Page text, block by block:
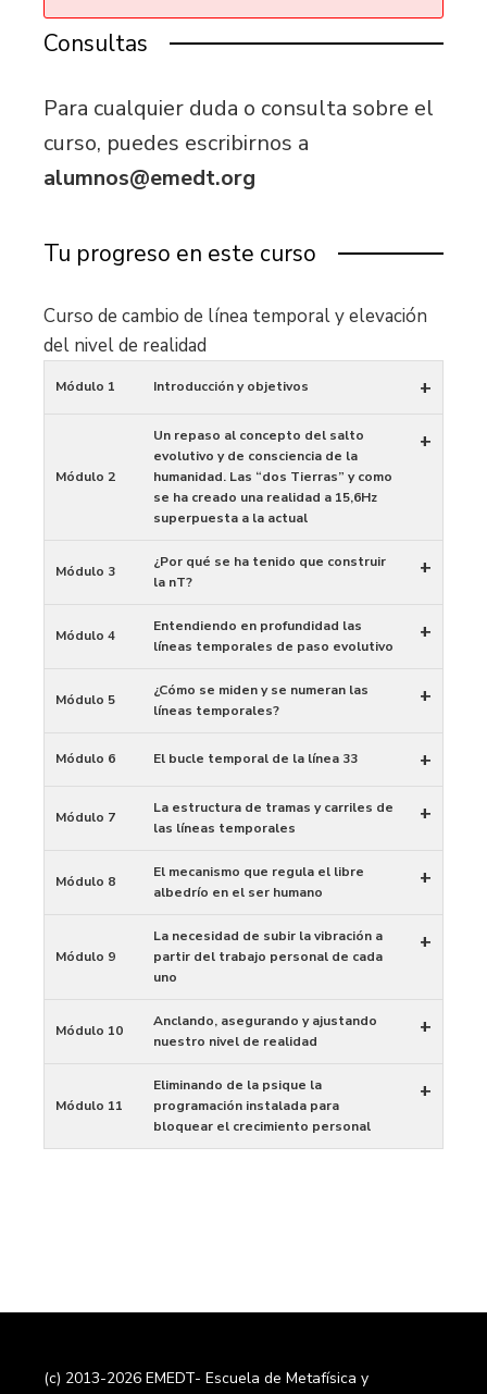
Consultas
Para cualquier duda o consulta sobre el
curso, puedes escribirnos a
alumnos@emedt.org
Tu progreso en este curso
Curso de cambio de línea temporal y elevación
del nivel de realidad
Módulo 1 Introducción y objetivos +
Módulo 2
Un repaso al concepto del salto
evolutivo y de consciencia de la
humanidad. Las “dos Tierras” y como
se ha creado una realidad a 15,6Hz
superpuesta a la actual
+
Módulo 3
¿Por qué se ha tenido que construir
la nT?
+
Módulo 4
Entendiendo en profundidad las
líneas temporales de paso evolutivo
+
Módulo 5
¿Cómo se miden y se numeran las
líneas temporales?
+
Módulo 6 El bucle temporal de la línea 33 +
Módulo 7
La estructura de tramas y carriles de
las líneas temporales
+
Módulo 8
El mecanismo que regula el libre
albedrío en el ser humano
+
Módulo 9
La necesidad de subir la vibración a
partir del trabajo personal de cada
uno
+
Módulo 10
Anclando, asegurando y ajustando
nuestro nivel de realidad
+
Módulo 11
Eliminando de la psique la
programación instalada para
bloquear el crecimiento personal
+
(c) 2013-2026 EMEDT- Escuela de Metafísica y